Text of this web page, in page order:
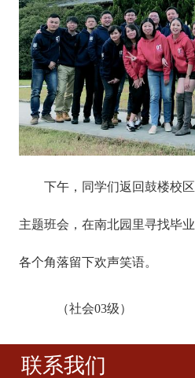
下午，同学们返回鼓楼校
主题班会，在南北园里寻找毕
各个角落留下欢声笑语。
（社会03级）
联系我们